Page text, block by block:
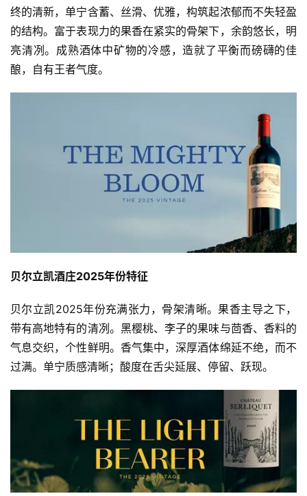
终的清新，单宁含蓄、丝滑、优雅，构筑起浓郁而不失轻盈
的结构。富于表现力的果香在紧实的骨架下，余韵悠长，明
亮清冽。成熟酒体中矿物的冷感，造就了平衡而磅礴的佳
酿，自有王者气度。
贝尔立凯酒庄2025年份特征
贝尔立凯2025年份充满张力，骨架清晰。果香主导之下，
带有高地特有的清冽。黑樱桃、李子的果味与茴香、香料的
气息交织，个性鲜明。香气集中，深厚酒体绵延不绝，而不
过满。单宁质感清晰；酸度在舌尖延展、停留、跃现。